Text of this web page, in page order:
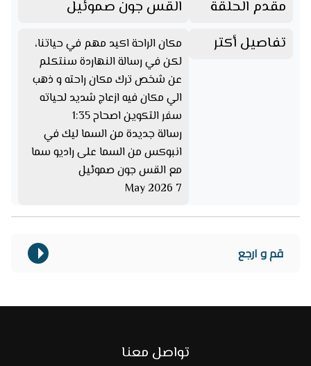
مقدم الحلقة
القس جون صموئيل
تفاصيل أكتر
مكان الراحة اكيد مهم في حياتنا،
لكن في رسالة النهاردة سنتكلم
عن شخص ترك مكان راحته و ذهب
الي مكان فيه ازعاج شديد لحياته
سفر التكوين اصحاح 1:35
رسالة جديدة من السما ليك في
انبوكس من السما على راديو سما
مع القس جون صموئيل
7 May 2026
قم و ارجع
تواصل معنا